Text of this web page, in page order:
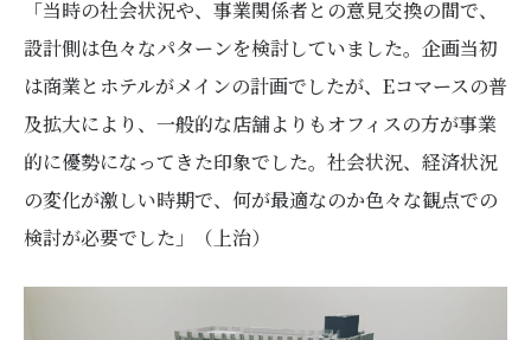
「当時の社会状況や、事業関係者との意見交換の間で、
設計側は色々なパターンを検討していました。企画当初
は商業とホテルがメインの計画でしたが、Eコマースの普
及拡大により、一般的な店舗よりもオフィスの方が事業
的に優勢になってきた印象でした。社会状況、経済状況
の変化が激しい時期で、何が最適なのか色々な観点での
検討が必要でした」（上治）